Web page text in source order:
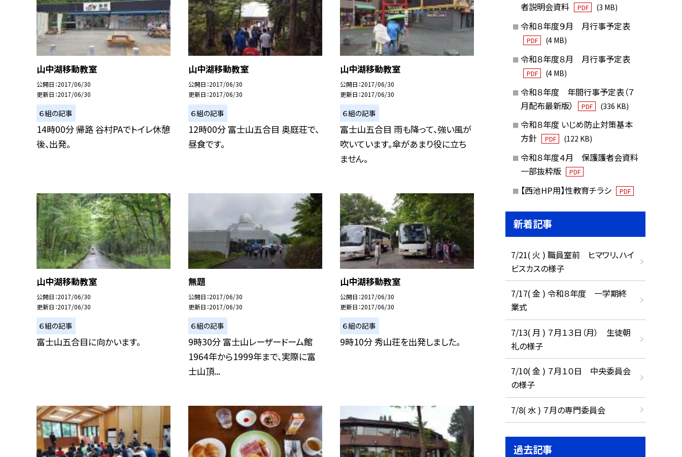
山中湖移動教室
公開日 2017/06/30
更新日 2017/06/30
６組の記事
14時00分 帰路 谷村PAでトイレ休憩
後、出発。
山中湖移動教室
公開日 2017/06/30
更新日 2017/06/30
６組の記事
12時00分 富士山五合目 奥庭荘で、
昼食です。
山中湖移動教室
公開日 2017/06/30
更新日 2017/06/30
６組の記事
富士山五合目 雨も降って、強い風が
吹いています。傘があまり役に立ち
ません。
山中湖移動教室
公開日 2017/06/30
更新日 2017/06/30
６組の記事
富士山五合目に向かいます。
無題
公開日 2017/06/30
更新日 2017/06/30
６組の記事
9時30分 富士山レーザードーム館
1964年から1999年まで、実際に富
士山頂...
山中湖移動教室
公開日 2017/06/30
更新日 2017/06/30
６組の記事
9時10分 秀山荘を出発しました。
者説明会資料
PDF (3 MB)
令和８年度９月 月行事予定表
PDF (4 MB)
令和８年度８月 月行事予定表
PDF (4 MB)
令和８年度 年間行事予定表（７
月配布最新版）
PDF (336 KB)
令和８年度 いじめ防止対策基本
方針
PDF (122 KB)
令和８年度４月 保護護者会資料
一部抜粋版
PDF
【西池HP用】性教育チラシ PDF
新着記事
7/21( 火 ) 職員室前 ヒマワリ、ハイ
ビスカスの様子
7/17( 金 ) 令和８年度 一学期終
業式
7/13( 月 ) ７月１３日（月） 生徒朝
礼の様子
7/10( 金 ) ７月１０日 中央委員会
の様子
7/8( 水 ) ７月の専門委員会
過去記事